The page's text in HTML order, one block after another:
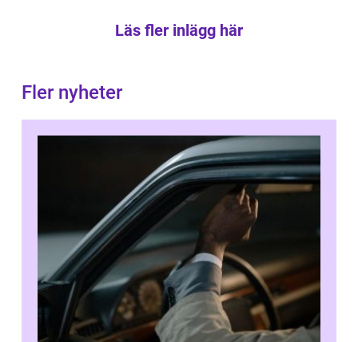
Läs fler inlägg här
Fler nyheter